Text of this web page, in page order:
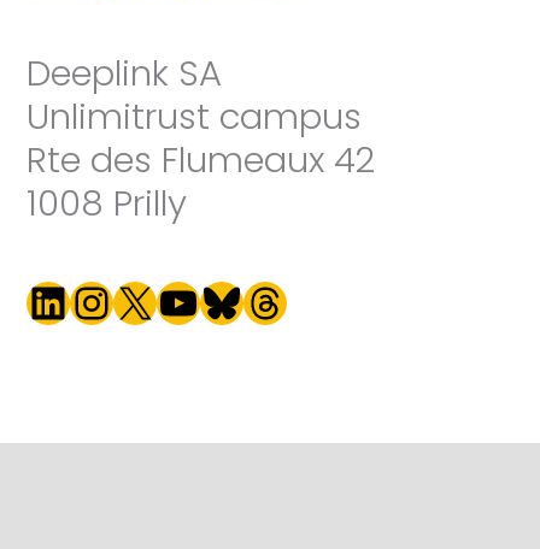
r
n
a
t
i
Deeplink SA
Unlimitrust campus
Rte des Flumeaux 42
1008 Prilly
LinkedIn InstagramX YouTube Bluesky Threads